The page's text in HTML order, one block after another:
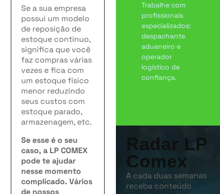
Se a sua empresa
possui um modelo
de reposição de
estoque contínuo,
significa que você
faz compras várias
vezes e fica com
um estoque físico
menor reduzindo
seus custos com
estoque parado,
armazenagem, etc.
Se esse é o seu
caso, a LP COMEX
pode te ajudar
nesse momento
complicado. Vários
de nossos
Radar LP
Comex
A cada duas semanas
receba conteúdo
Trabalhe com
profissionais
especializados:
despachante
aduaneiro e
operador
logístico de
confiança.